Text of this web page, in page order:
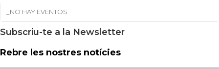
_NO HAY EVENTOS
Subscriu-te a la Newsletter
Rebre les nostres notícies